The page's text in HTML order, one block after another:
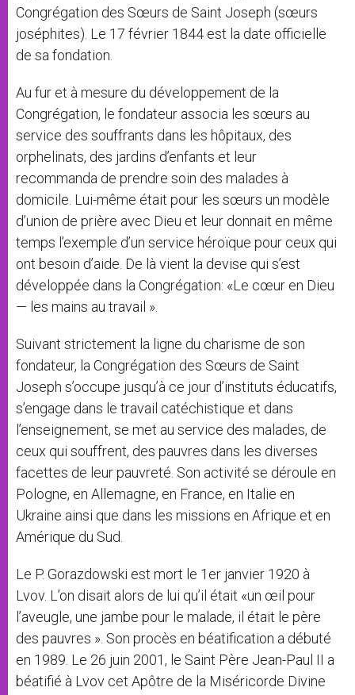
Congrégation des Sœurs de Saint Joseph (sœurs
joséphites). Le 17 février 1844 est la date officielle
de sa fondation.
Au fur et à mesure du développement de la
Congrégation, le fondateur associa les sœurs au
service des souffrants dans les hôpitaux, des
orphelinats, des jardins d’enfants et leur
recommanda de prendre soin des malades à
domicile. Lui-même était pour les sœurs un modèle
d’union de prière avec Dieu et leur donnait en même
temps l’exemple d’un service héroïque pour ceux qui
ont besoin d’aide. De là vient la devise qui s’est
développée dans la Congrégation: «Le cœur en Dieu
— les mains au travail ».
Suivant strictement la ligne du charisme de son
fondateur, la Congrégation des Sœurs de Saint
Joseph s’occupe jusqu’à ce jour d’instituts éducatifs,
s’engage dans le travail catéchistique et dans
l’enseignement, se met au service des malades, de
ceux qui souffrent, des pauvres dans les diverses
facettes de leur pauvreté. Son activité se déroule en
Pologne, en Allemagne, en France, en Italie en
Ukraine ainsi que dans les missions en Afrique et en
Amérique du Sud.
Le P. Gorazdowski est mort le 1er janvier 1920 à
Lvov. L’on disait alors de lui qu’il était «un œil pour
l’aveugle, une jambe pour le malade, il était le père
des pauvres ». Son procès en béatification a débuté
en 1989. Le 26 juin 2001, le Saint Père Jean-Paul II a
béatifié à Lvov cet Apôtre de la Miséricorde Divine